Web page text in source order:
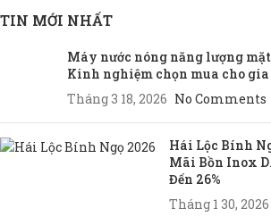
TIN MỚI NHẤT
Máy nước nóng năng lượng
Kinh nghiệm chọn mua cho
Tháng 3 18, 2026 No Comments
Hái Lộc Bính
Mãi Bồn Inox
Đến 26%
Tháng 1 30, 2026